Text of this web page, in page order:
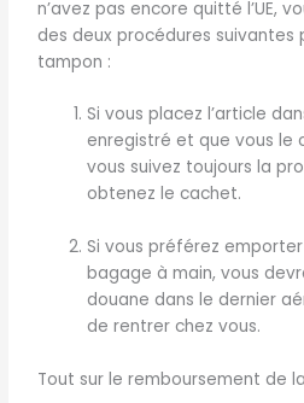
n’avez pas encore quitté l’UE,
des deux procédures
tampon :
Si vous placez l’article
enregistré et que vous le
vous suivez toujours la
obtenez le cachet.
Si vous préférez
bagage à main, vous
douane dans le dernier
de rentrer chez vous.
Tout sur le remboursement de